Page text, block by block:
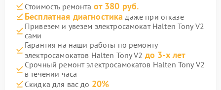
Стоимость ремонта от 380 руб.
Бесплатная диагностика даже при отказе
Привезем и увезем электросамокат Halten Tony V2
сами
Гарантия на наши работы по ремонту
электросамокатов Halten Tony V2 до 3-х лет
Срочный ремонт электросамокатов Halten Tony V2
в течении часа
Скидка для вас до 20%